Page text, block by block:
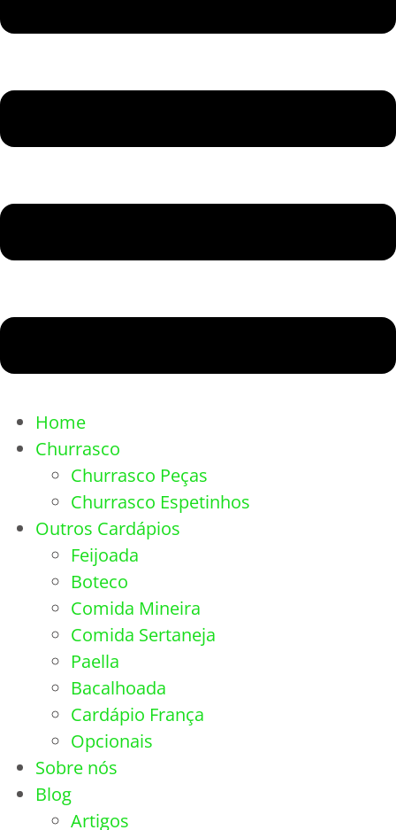
Home
Churrasco
Churrasco Peças
Churrasco Espetinhos
Outros Cardápios
Feijoada
Boteco
Comida Mineira
Comida Sertaneja
Paella
Bacalhoada
Cardápio França
Opcionais
Sobre nós
Blog
Artigos